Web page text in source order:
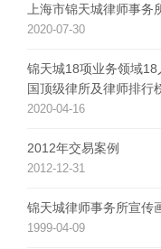
上海市锦天城律师事
2020-07-30
锦天城18项业务领域
国顶级律所及律师排行
2020-04-16
2012年交易案例
2012-12-31
锦天城律师事务所宣传
1999-04-09